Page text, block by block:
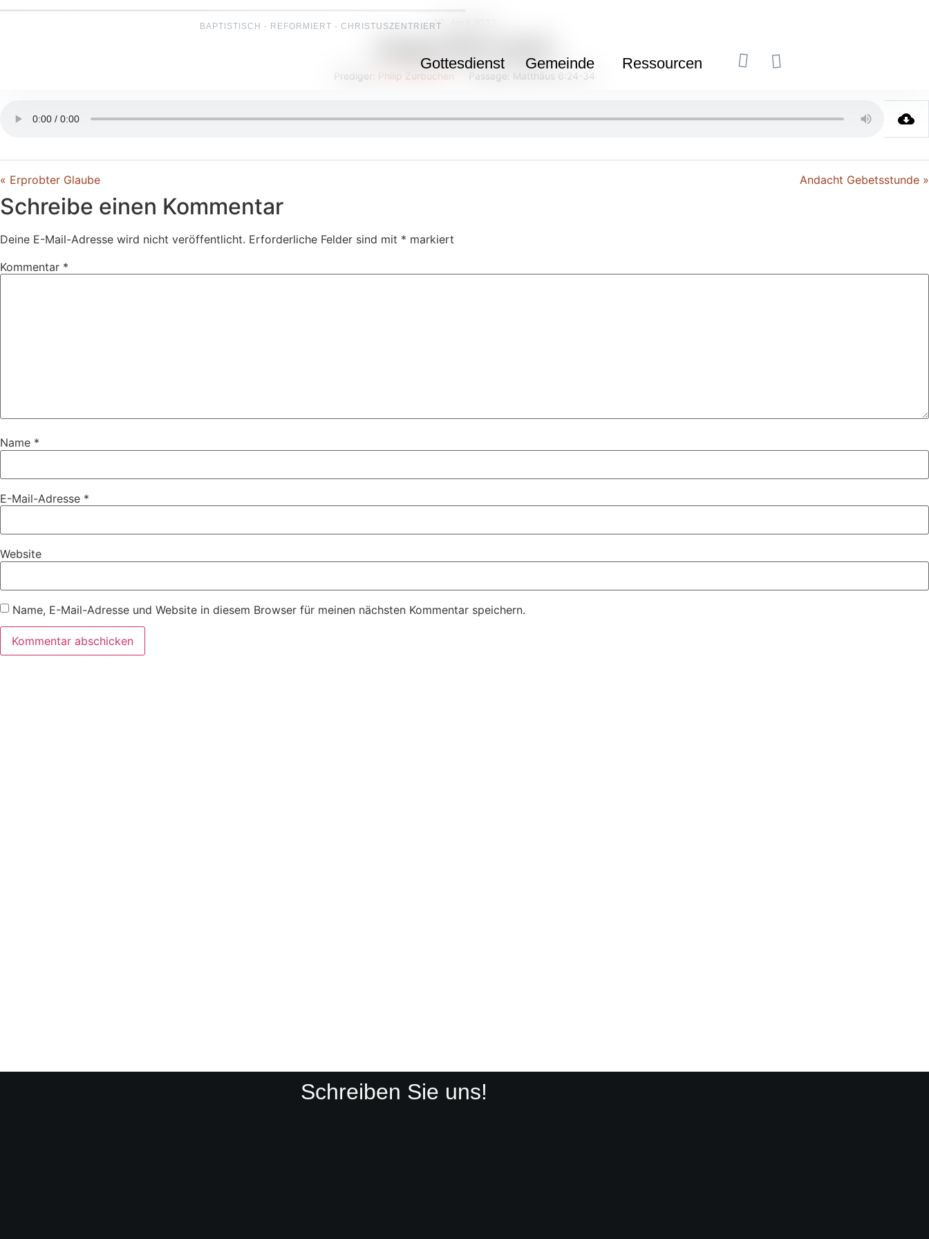
BAPTISTISCH - REFORMIERT - CHRISTUSZENTRIERT
Gottesdienst Gemeinde Ressourcen
10. April 2023
Prediger: Philip Zurbuchen Passage: Matthäus 6:24-34
« Erprobter Glaube Andacht Gebetsstunde »
Schreibe einen Kommentar
Deine E-Mail-Adresse wird nicht veröffentlicht. Erforderliche Felder sind mit * markiert
Kommentar *
Name *
E-Mail-Adresse *
Website
Name, E-Mail-Adresse und Website in diesem Browser für meinen nächsten Kommentar speichern.
Schreiben Sie uns!